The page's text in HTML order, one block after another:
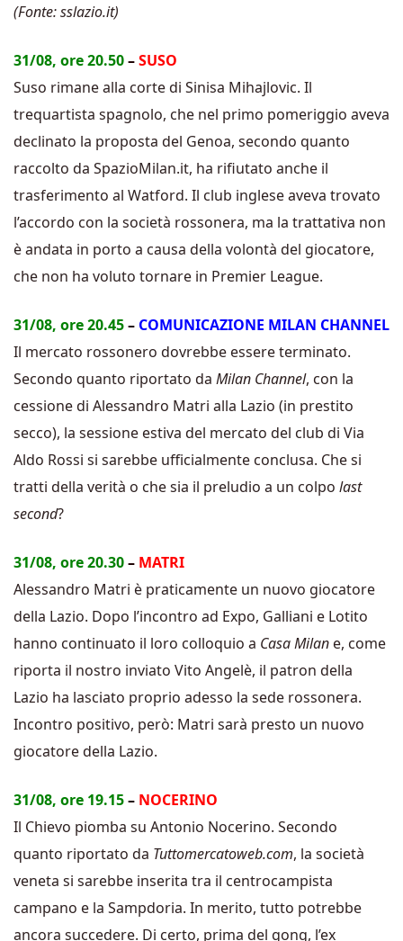
(Fonte: sslazio.it)
31/08, ore 20.50–SUSO
Suso rimane alla corte di Sinisa Mihajlovic. Il
trequartista spagnolo, che nel primo pomeriggio aveva
declinato la proposta del Genoa, secondo quanto
raccolto da SpazioMilan.it, ha rifiutato anche il
trasferimento al Watford. Il club inglese aveva trovato
l’accordo con la società rossonera, ma la trattativa non
è andata in porto a causa della volontà del giocatore,
che non ha voluto tornare in Premier League.
31/08, ore 20.45– COMUNICAZIONE MILAN CHANNEL
Il mercato rossonero dovrebbe essere terminato.
Secondo quanto riportato da Milan Channel, con la
cessione di Alessandro Matri alla Lazio (in prestito
secco), la sessione estiva del mercato del club di Via
Aldo Rossi si sarebbe ufficialmente conclusa. Che si
tratti della verità o che sia il preludio a un colpo last
second?
31/08, ore 20.30– MATRI
Alessandro Matri è praticamente un nuovo giocatore
della Lazio. Dopo l’incontro ad Expo, Galliani e Lotito
hanno continuato il loro colloquio a Casa Milan e, come
riporta il nostro inviato Vito Angelè, il patron della
Lazio ha lasciato proprio adesso la sede rossonera.
Incontro positivo, però: Matri sarà presto un nuovo
giocatore della Lazio.
31/08, ore 19.15– NOCERINO
Il Chievo piomba su Antonio Nocerino. Secondo
quanto riportato da Tuttomercatoweb.com, la società
veneta si sarebbe inserita tra il centrocampista
campano e la Sampdoria. In merito, tutto potrebbe
ancora succedere. Di certo, prima del gong, l’ex